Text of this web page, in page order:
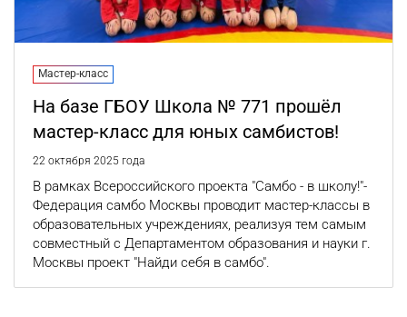
Мастер-класс
На базе ГБОУ Школа № 771 прошёл
мастер-класс для юных самбистов!
22 октября 2025 года
В рамках Всероссийского проекта "Самбо - в школу!"-
Федерация самбо Москвы проводит мастер-классы в
образовательных учреждениях, реализуя тем самым
совместный с Департаментом образования и науки г.
Москвы проект "Найди себя в самбо".